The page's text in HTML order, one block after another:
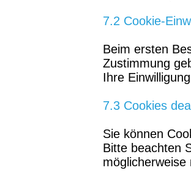
7.2 Cookie-
Beim ersten
Zustimmung
Ihre
7.3 Cookies
Sie können
Bitte beachten